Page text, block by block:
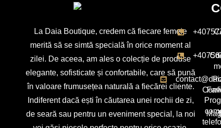
La Daia Boutique, credem că fiecare femeie
merită să se simtă specială în orice moment al
zilei. De aceea, am ales o colecție de produse
elegante, sofisticate și confortabile, care să pună
în valoare frumusețea naturală a fiecărei cliente.
Indiferent dacă ești în căutarea unei rochii de zi,
de seară sau pentru un eveniment special, la noi